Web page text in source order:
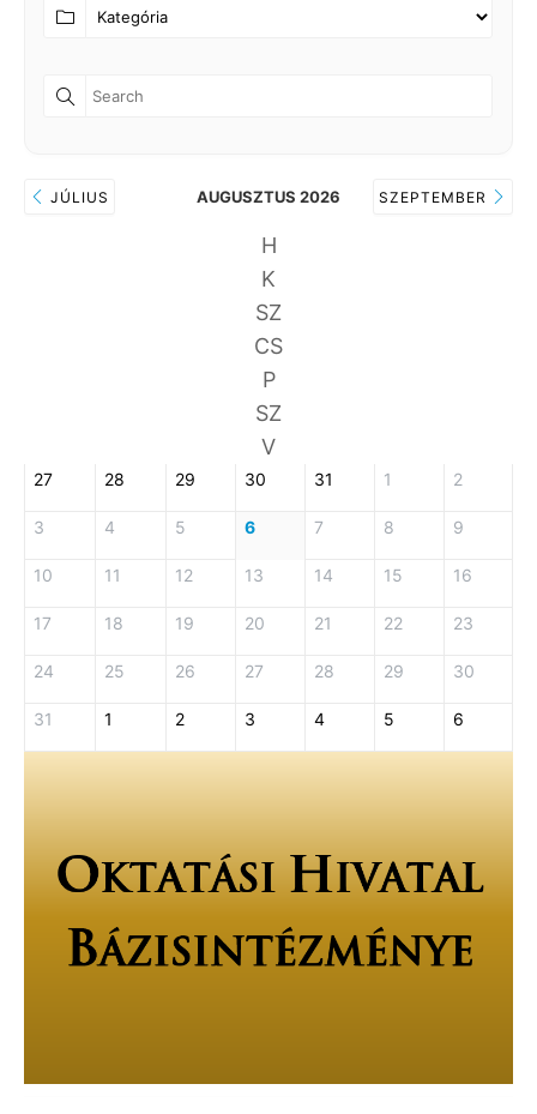
JÚLIUS AUGUSZTUS 2026 SZEPTEMBER
H
K
SZ
CS
P
SZ
V
27 28 29 30 31 1 2
3 4 5 6 7 8 9
10 11 12 13 14 15 16
17 18 19 20 21 22 23
24 25 26 27 28 29 30
31 1 2 3 4 5 6